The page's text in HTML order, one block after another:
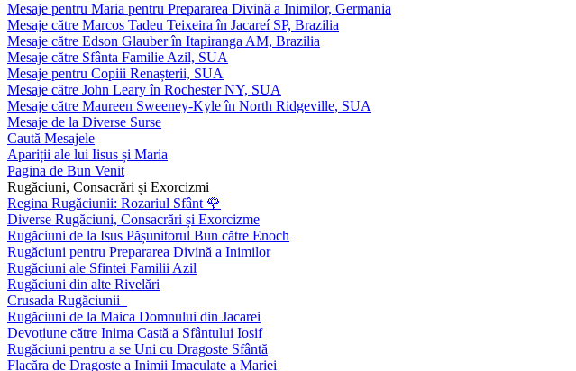
Mesaje pentru Maria pentru Prepararea Divină a Inimilor, Germania
Mesaje către Marcos Tadeu Teixeira în Jacareí SP, Brazilia
Mesaje către Edson Glauber în Itapiranga AM, Brazilia
Mesaje către Sfânta Familie Azil, SUA
Mesaje pentru Copiii Renașterii, SUA
Mesaje către John Leary în Rochester NY, SUA
Mesaje către Maureen Sweeney-Kyle în North Ridgeville, SUA
Mesaje de la Diverse Surse
Caută Mesajele
Apariții ale lui Iisus și Maria
Pagina de Bun Venit
Rugăciuni, Consacrări și Exorcizmi
Regina Rugăciunii: Rozariul Sfânt 🌹
Diverse Rugăciuni, Consacrări și Exorcizme
Rugăciuni de la Isus Pășunitorul Bun către Enoch
Rugăciuni pentru Prepararea Divină a Inimilor
Rugăciuni ale Sfintei Familii Azil
Rugăciuni din alte Rivelări
Crusada Rugăciunii
Rugăciuni de la Maica Domnului din Jacarei
Devoțiune către Inima Castă a Sfântului Iosif
Rugăciuni pentru a se Uni cu Dragoste Sfântă
Flacăra de Dragoste a Inimii Imaculate a Mariei